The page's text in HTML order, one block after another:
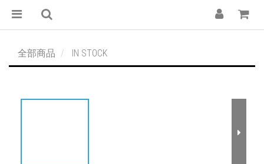
全部商品 IN STOCK